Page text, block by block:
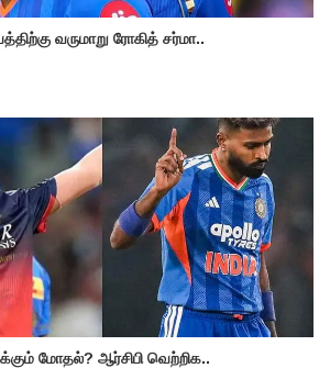
வருமாறு ரோகித் சர்மா..
மோதல்? ஆர்சிபி வெற்றிக..